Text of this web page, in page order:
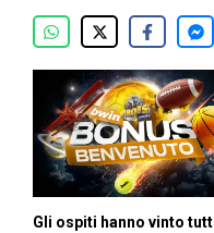
Gli ospiti hanno vinto